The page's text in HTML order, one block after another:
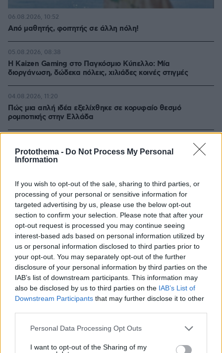
Protothema - Do Not Process My Personal
Information
If you wish to opt-out of the sale, sharing to third parties, or
processing of your personal or sensitive information for
targeted advertising by us, please use the below opt-out
section to confirm your selection. Please note that after your
opt-out request is processed you may continue seeing
interest-based ads based on personal information utilized by
us or personal information disclosed to third parties prior to
your opt-out. You may separately opt-out of the further
disclosure of your personal information by third parties on the
IAB’s list of downstream participants. This information may
also be disclosed by us to third parties on the IAB’s List of
Downstream Participants that may further disclose it to other
Please note that this website/app uses one or more Google
not limited to your visit or usage behaviour. You may click to
Personal Data Processing Opt Outs
I want to opt-out of the Sharing of my
Από μαθητής, φοιτητής σε άλλη πόλη!
06.08.2026, 10:52
H Kaizen Gaming στο Παγκόσμιο Kύπελλο: Μία
διοργάνωση, δώδεκα πόλεις, χιλιάδες κοινές στιγμές
05.08.2026, 08:38
Πώς μια απλή ιδέα εξελίχθηκε σε κορυφαίο θεσμό
ρομποτικής στην Ελλάδα
04.08.2026, 11:20
ΣΧΟΛΙΑ (89)
ΠΡΟΣΘΗΚΗ ΣΧΟΛΙΟΥ
thersitis
20.06.2023, 11:44
Μιλατε ολοι για συνεπιμελειες κλπ μπουρδες, χωρις
κανεις να σκεφτεται το πρωτο και κυριοτερο: τα
παιδια σας. Ο στοκος που πυροβολει στο βιντεο δε
σκεφτηκε οτι μολις κατεστρεψε τη ζωη του παιδιου
του. Μανα νεκρη, πατερας ισοβια=τελος. Αμα δεν
ειστε ετοιμοι να κανετε υποχωρησεις μη μπλεκετε σε
σχεσεις. Και προπαντων μη κανετε παιδια. Καθιστε
μονοι σας. Ολοι και ολες. Ποιος ειναι πιο αντρας?
Αυτός που σκατευει τη γυναικα του στο ξυλο, ή
αυτός που ξερει πότε πρέπει να κανει πισω?